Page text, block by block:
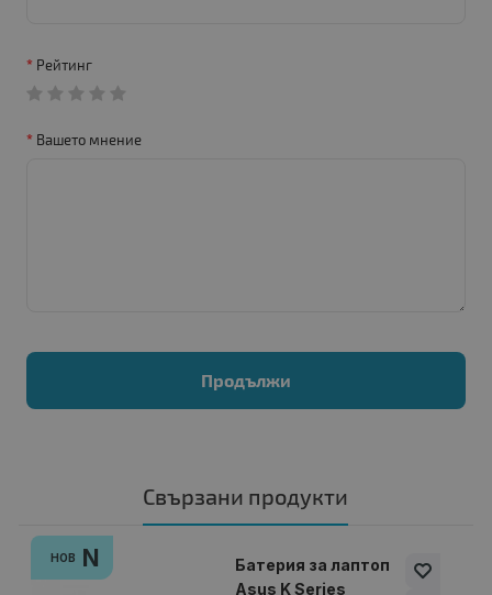
Рейтинг
Вашето мнение
Продължи
Свързани продукти
НОВ N
Батерия за лаптоп
Asus K Series